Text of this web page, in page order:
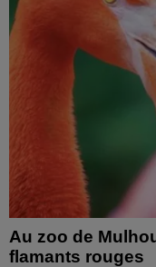
Au zoo de
flamants rouges